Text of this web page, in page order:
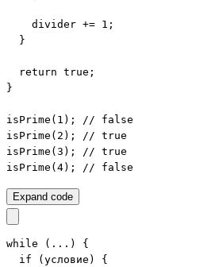
    divider += 1;
  }
  return true;
}
isPrime(1); // false
isPrime(2); // true
isPrime(3); // true
isPrime(4); // false
Expand code
while (...) {
  if (условие) {